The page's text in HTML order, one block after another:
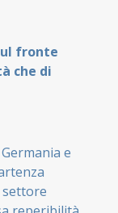
fronte
che di
e
settore